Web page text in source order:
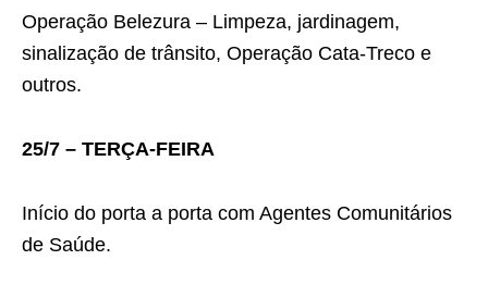
Operação Belezura – Limpeza, jardinagem,
sinalização de trânsito, Operação Cata-Treco e
outros.
25/7 – TERÇA-FEIRA
Início do porta a porta com Agentes Comunitários
de Saúde.